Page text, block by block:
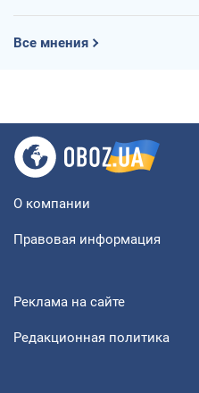
Все мнения
О компании
Правовая информация
Реклама на сайте
Редакционная политика